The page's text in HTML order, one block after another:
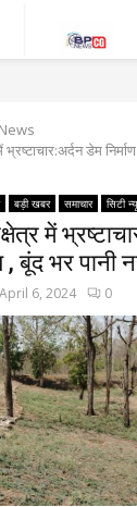
भ्रष्टाचार:अर्दन डेम
बड़ी खबर समाचार सिटी
में
बूंद भर पानी
April 6, 2024 0